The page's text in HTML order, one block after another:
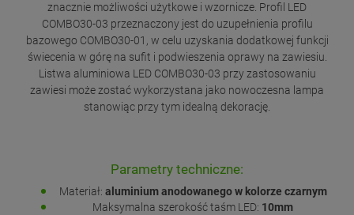
znacznie możliwości użytkowe i wzornicze. Profil LED
COMBO30-03 przeznaczony jest do uzupełnienia profilu
bazowego COMBO30-01, w celu uzyskania dodatkowej funkcji
świecenia w górę na sufit i podwieszenia oprawy na zawiesiu.
Listwa aluminiowa LED COMBO30-03 przy zastosowaniu
zawiesi może zostać wykorzystana jako nowoczesna lampa
stanowiąc przy tym idealną dekorację.
Parametry techniczne:
Materiał: aluminium anodowanego w kolorze czarnym
Maksymalna szerokość taśm LED: 10mm